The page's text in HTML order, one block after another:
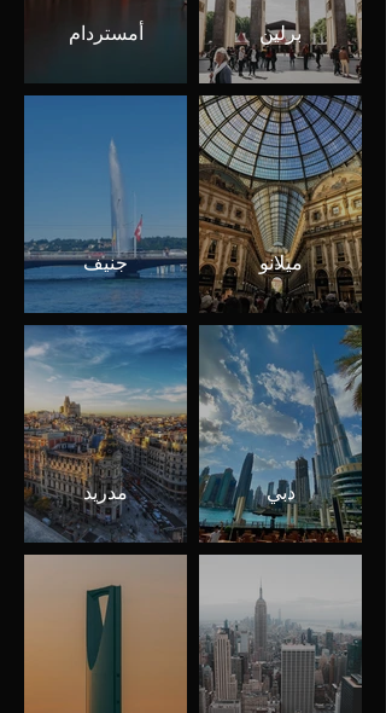
أمستردام برلين
جنيف ميلانو
مدريد دبي